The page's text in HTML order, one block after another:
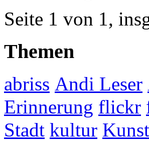
Seite 1 von 1,
Themen
abriss Andi Leser
Erinnerung flickr
Stadt kultur Kunst